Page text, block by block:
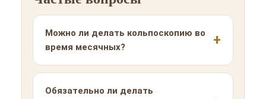
Можно ли делать кольпоскопию во
время месячных?
Обязательно ли делать